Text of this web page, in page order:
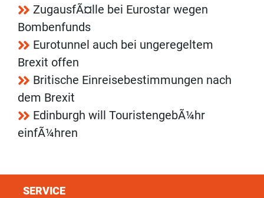
ZugausfÃ¤lle bei Eurostar wegen
Bombenfunds
Eurotunnel auch bei ungeregeltem
Brexit offen
Britische Einreisebestimmungen nach
dem Brexit
Edinburgh will TouristengebÃ¼hr
einfÃ¼hren
SERVICE